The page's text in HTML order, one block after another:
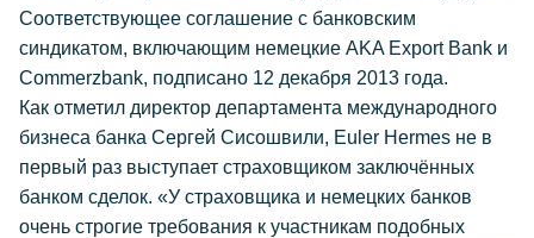
Соответствующее соглашение с банковским
синдикатом, включающим немецкие AKA Export Bank и
Commerzbank, подписано 12 декабря 2013 года.
Как отметил директор департамента международного
бизнеса банка Сергей Сисошвили, Euler Hermes не в
первый раз выступает страховщиком заключённых
банком сделок. «У страховщика и немецких банков
очень строгие требования к участникам подобных